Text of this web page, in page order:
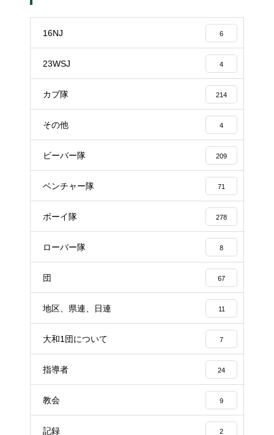
16NJ 6
23WSJ 4
カブ隊 214
その他 4
ビーバー隊 209
ベンチャー隊 71
ボーイ隊 278
ローバー隊 8
団 67
地区、県連、日連 11
大和1団について 7
指導者 24
教会 9
記録 2